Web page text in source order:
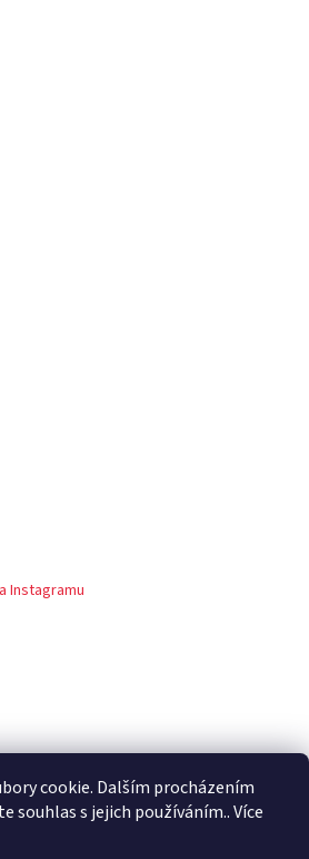
cookie. Dalším procházením
souhlas s jejich používáním.. Více
Instagramu
Shoptet.cz